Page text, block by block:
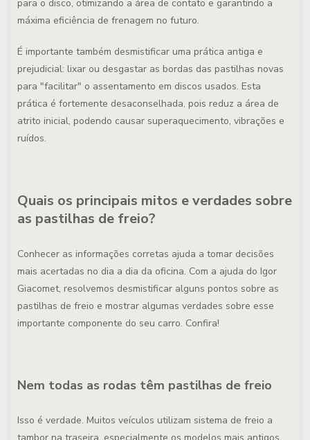
para o disco, otimizando a área de contato e garantindo a
máxima eficiência de frenagem no futuro.
É importante também desmistificar uma prática antiga e
prejudicial: lixar ou desgastar as bordas das pastilhas novas
para "facilitar" o assentamento em discos usados. Esta
prática é fortemente desaconselhada, pois reduz a área de
atrito inicial, podendo causar superaquecimento, vibrações e
ruídos.
Quais os principais mitos e verdades sobre
as pastilhas de freio?
Conhecer as informações corretas ajuda a tomar decisões
mais acertadas no dia a dia da oficina. Com a ajuda do Igor
Giacomet, resolvemos desmistificar alguns pontos sobre as
pastilhas de freio e mostrar algumas verdades sobre esse
importante componente do seu carro. Confira!
Nem todas as rodas têm pastilhas de freio
Isso é verdade. Muitos veículos utilizam sistema de freio a